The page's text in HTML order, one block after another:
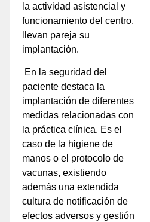
la actividad asistencial y
funcionamiento del centro,
llevan pareja su
implantación.
En la seguridad del
paciente destaca la
implantación de diferentes
medidas relacionadas con
la práctica clínica. Es el
caso de la higiene de
manos o el protocolo de
vacunas, existiendo
además una extendida
cultura de notificación de
efectos adversos y gestión